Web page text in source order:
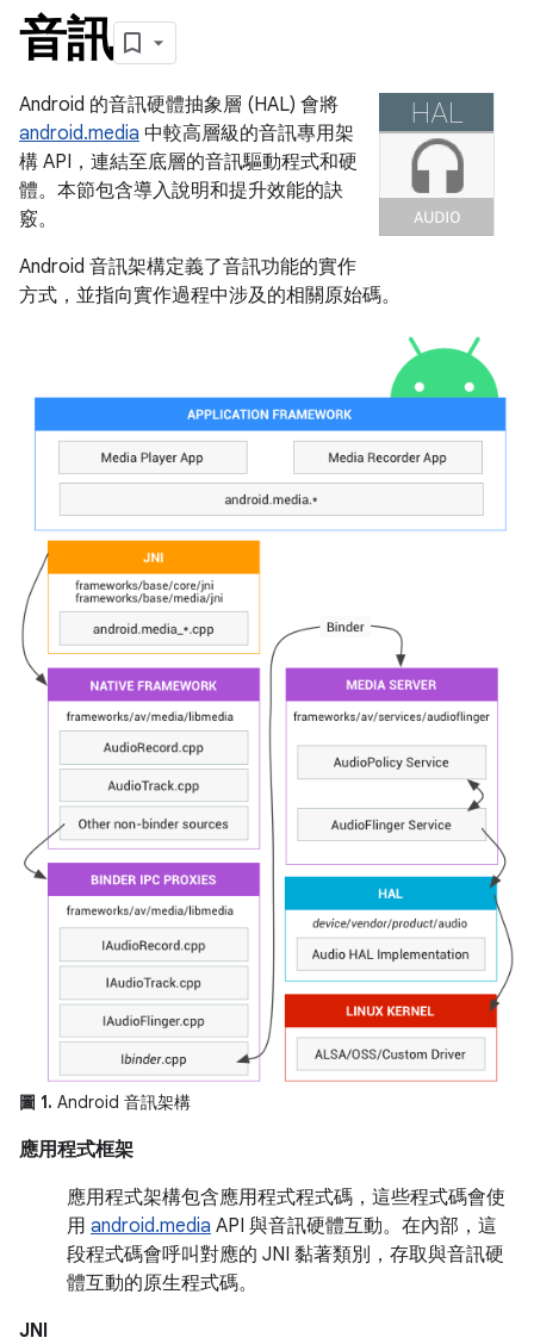
音訊
Android 的音訊硬體抽象層 (HAL) 會將
android.media 中較高層級的音訊專用架
構 API，連結至底層的音訊驅動程式和硬
體。本節包含導入說明和提升效能的訣
竅。
Android 音訊架構定義了音訊功能的實作
方式，並指向實作過程中涉及的相關原始碼。
圖 1. Android 音訊架構
應用程式框架
應用程式架構包含應用程式程式碼，這些程式碼會使
用 android.media API 與音訊硬體互動。在內部，這
段程式碼會呼叫對應的 JNI 黏著類別，存取與音訊硬
體互動的原生程式碼。
JNI